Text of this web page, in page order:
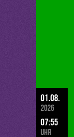
01.08.
2026
07:55
Uhr